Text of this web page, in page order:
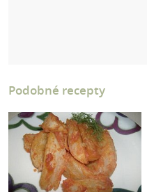
Podobné recepty